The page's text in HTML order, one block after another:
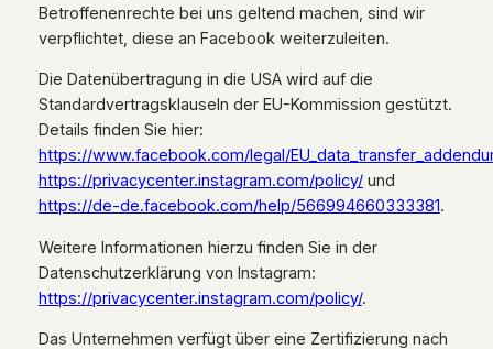
Betroffenenrechte bei uns geltend machen, sind wir
verpflichtet, diese an Facebook weiterzuleiten.
Die Datenübertragung in die USA wird auf die
Standardvertragsklauseln der EU-Kommission gestützt.
Details finden Sie hier:
https://www.facebook.com/legal/
https://privacycenter.instagram.com/policy/und
https://de-de.facebook.com/help/566994660333381.
Weitere Informationen hierzu finden Sie in der
Datenschutzerklärung von Instagram:
https://privacycenter.instagram.com/policy/.
Das Unternehmen verfügt über eine Zertifizierung nach